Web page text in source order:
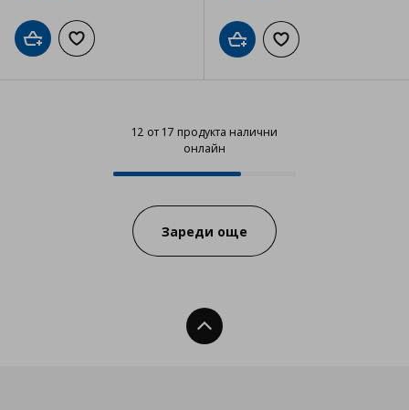
Добави в кошницата
Добави към списъка с любимиДобави в кошницата
Добави към
12 от 17 продукта налични
онлайн
Progress:
Зареди още
Нагоре